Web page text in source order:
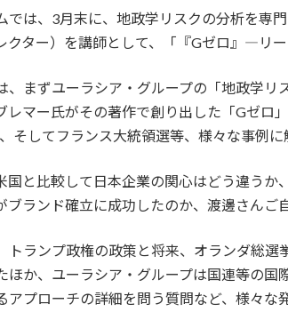
では、3月末に、地政学リスクの分析を専
クター）を講師として、「『Gゼロ』―リ
、まずユーラシア・グループの「地政学
レマー氏がその著作で創り出した「Gゼロ
そしてフランス大統領選等、様々な事例に
国と比較して日本企業の関心はどう違う
ブランド確立に成功したのか、渡邊さんご
トランプ政権の政策と将来、オランダ総
ほか、ユーラシア・グループは国連等の
アプローチの詳細を問う質問など、様々な